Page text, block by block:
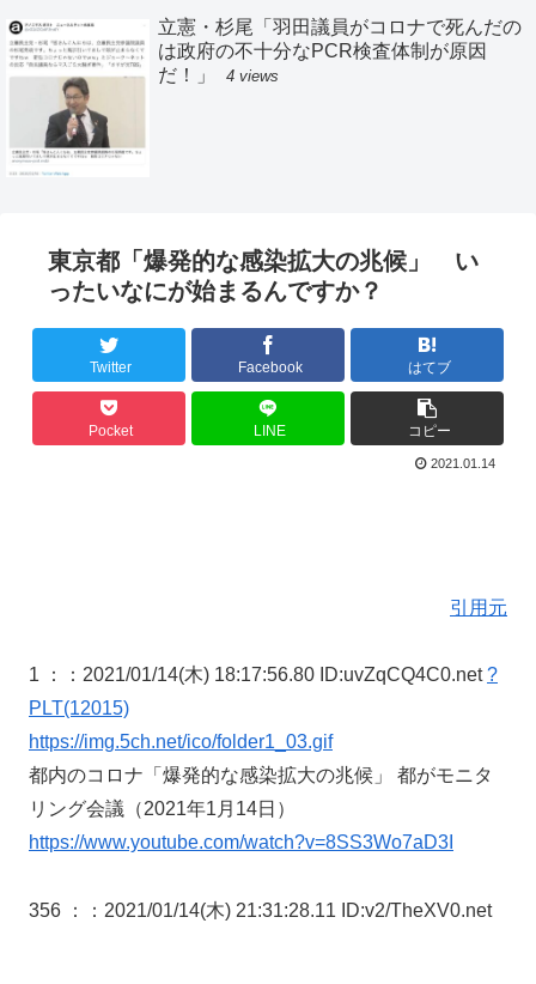
立憲・杉尾「羽田議員がコロナで死んだの
は政府の不十分なPCR検査体制が原因
だ！」
4 views
東京都「爆発的な感染拡大の兆候」 い
ったいなにが始まるんですか？
Twitter Facebook はてブ
Pocket LINE コピー
2021.01.14
引用元
1 ： ：2021/01/14(木) 18:17:56.80 ID:uvZqCQ4C0.net?
PLT(12015)
https://img.5ch.net/ico/folder1_03.gif
都内のコロナ「爆発的な感染拡大の兆候」 都がモニタ
リング会議（2021年1月14日）
https://www.youtube.com/watch?v=8SS3Wo7aD3I
356 ： ：2021/01/14(木) 21:31:28.11 ID:v2/TheXV0.net